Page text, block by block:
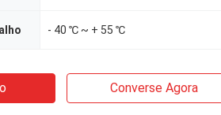
- 40 ℃ ~ + 55 ℃
Converse Agora